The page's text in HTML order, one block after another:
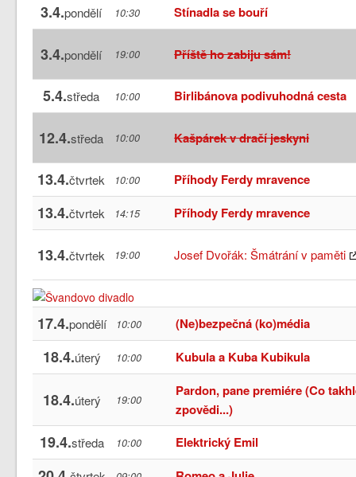
3.4.pondělí 10:30 Stínadla se bouří
3.4.pondělí 19:00 Příště ho zabiju sám!
5.4.středa 10:00 Birlibánova podivuhodná cesta
12.4.středa 10:00 Kašpárek v dračí jeskyni
13.4.čtvrtek 10:00 Příhody Ferdy mravence
13.4.čtvrtek 14:15 Příhody Ferdy mravence
13.4.čtvrtek 19:00 Josef Dvořák: Šmátrání v paměti
17.4.pondělí 10:00 (Ne)bezpečná (ko)média
18.4.úterý 10:00 Kubula a Kuba Kubikula
18.4.úterý 19:00
Pardon, pane premiére (Co
zpovědi...)
19.4.středa 10:00 Elektrický Emil